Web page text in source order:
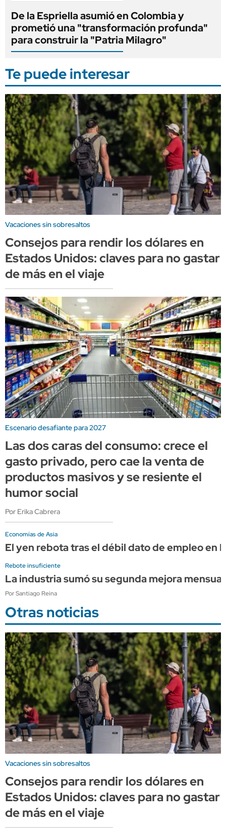
De la Espriella asumió en Colombia y
prometió una "transformación profunda"
para construir la "Patria Milagro"
Te puede interesar
Vacaciones sin sobresaltos
Consejos para rendir los dólares en
Estados Unidos: claves para no gastar
de más en el viaje
Escenario desafiante para 2027
Las dos caras del consumo: crece el
gasto privado, pero cae la venta de
productos masivos y se resiente el
humor social
Por Erika Cabrera
Economías de Asia
El yen rebota tras el débil dato de empleo en
Rebote insuficiente
La industria sumó su segunda mejora
Por Santiago Reina
Otras noticias
Vacaciones sin sobresaltos
Consejos para rendir los dólares en
Estados Unidos: claves para no gastar
de más en el viaje